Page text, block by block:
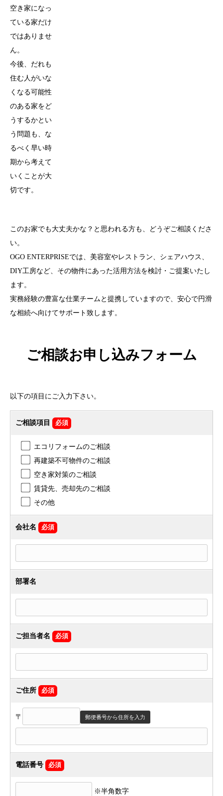
空き家になっ
ている家だけ
ではありませ
ん。
今後、だれも
住む人がいな
くなる可能性
のある家をど
うするかとい
う問題も、な
るべく早い時
期から考えて
いくことが大
切です。
このお家でも大丈夫かな？と思われる方も、どうぞご相談くださ
い。
OGO ENTERPRISEでは、美容室やレストラン、シェアハウス、
DIY工房など、その物件にあった活用方法を検討・ご提案いたし
ます。
実務経験の豊富な仕業チームと提携していますので、安心で円滑
な相続へ向けてサポート致します。
ご相談お申し込みフォーム
以下の項目にご入力下さい。
ご相談項目 必須
エコリフォームのご相談
再建築不可物件のご相談
空き家対策のご相談
賃貸先、売却先のご相談
その他
会社名 必須
部署名
ご担当者名 必須
ご住所 必須
〒 郵便番号から住所を入力
電話番号 必須
※半角数字